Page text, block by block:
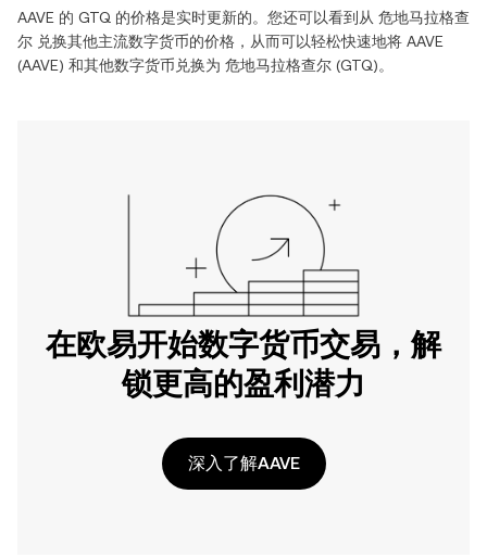
AAVE 的 GTQ 的价格是实时更新的。您还可以看到从 危地马拉格查
尔 兑换其他主流数字货币的价格，从而可以轻松快速地将 AAVE
(AAVE) 和其他数字货币兑换为 危地马拉格查尔 (GTQ)。
在欧易开始数字货币交易，解
锁更高的盈利潜力
深入了解AAVE